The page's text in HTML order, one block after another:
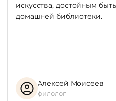
искусства, достойным
домашней библиотеки.
Алексей Моисеев
филолог